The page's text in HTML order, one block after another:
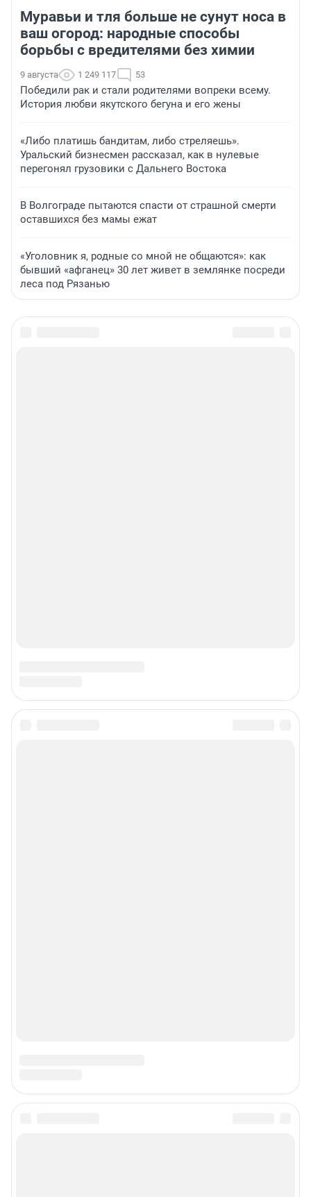
Муравьи и тля больше не сунут носа в
ваш огород: народные способы
борьбы с вредителями без химии
9 августа 1 249 117 53
Победили рак и стали родителями вопреки всему.
История любви якутского бегуна и его жены
«Либо платишь бандитам, либо стреляешь».
Уральский бизнесмен рассказал, как в нулевые
перегонял грузовики с Дальнего Востока
В Волгограде пытаются спасти от страшной смерти
оставшихся без мамы ежат
«Уголовник я, родные со мной не общаются»: как
бывший «афганец» 30 лет живет в землянке посреди
леса под Рязанью